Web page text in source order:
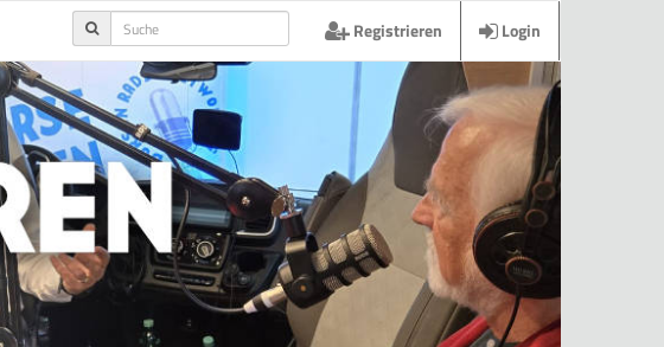
Registrieren Login